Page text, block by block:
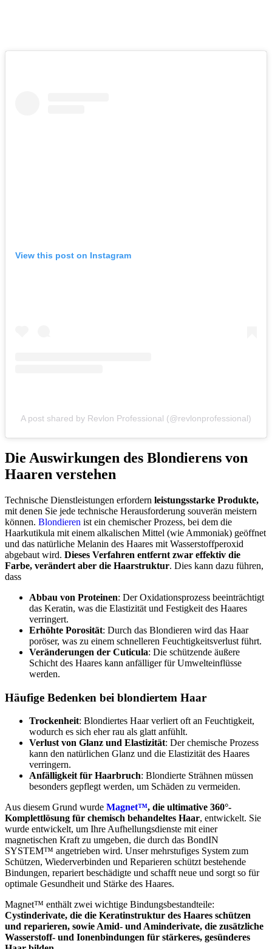
View this post on Instagram
A post shared by Revlon Professional (@revlonprofessional)
Die Auswirkungen des Blondierens von
Haaren verstehen
Technische Dienstleistungen erfordern leistungsstarke Produkte,
mit denen Sie jede technische Herausforderung souverän meistern
können. Blondieren ist ein chemischer Prozess, bei dem die
Haarkutikula mit einem alkalischen Mittel (wie Ammoniak) geöffnet
und das natürliche Melanin des Haares mit Wasserstoffperoxid
abgebaut wird. Dieses Verfahren entfernt zwar effektiv die
Farbe, verändert aber die Haarstruktur. Dies kann dazu führen,
dass
Abbau von Proteinen: Der Oxidationsprozess beeinträchtigt
das Keratin, was die Elastizität und Festigkeit des Haares
verringert.
Erhöhte Porosität: Durch das Blondieren wird das Haar
poröser, was zu einem schnelleren Feuchtigkeitsverlust führt.
Veränderungen der Cuticula: Die schützende äußere
Schicht des Haares kann anfälliger für Umwelteinflüsse
werden.
Häufige Bedenken bei blondiertem Haar
Trockenheit: Blondiertes Haar verliert oft an Feuchtigkeit,
wodurch es sich eher rau als glatt anfühlt.
Verlust von Glanz und Elastizität: Der chemische Prozess
kann den natürlichen Glanz und die Elastizität des Haares
verringern.
Anfälligkeit für Haarbruch: Blondierte Strähnen müssen
besonders gepflegt werden, um Schäden zu vermeiden.
Aus diesem Grund wurde Magnet™, die ultimative 360°-
Komplettlösung für chemisch behandeltes Haar, entwickelt. Sie
wurde entwickelt, um Ihre Aufhellungsdienste mit einer
magnetischen Kraft zu umgeben, die durch das BondIN
SYSTEM™ angetrieben wird. Unser mehrstufiges System zum
Schützen, Wiederverbinden und Reparieren schützt bestehende
Bindungen, repariert beschädigte und schafft neue und sorgt so für
optimale Gesundheit und Stärke des Haares.
Magnet™ enthält zwei wichtige Bindungsbestandteile:
Cystinderivate, die die Keratinstruktur des Haares schützen
und reparieren, sowie Amid- und Aminderivate, die zusätzliche
Wasserstoff- und Ionenbindungen für stärkeres, gesünderes